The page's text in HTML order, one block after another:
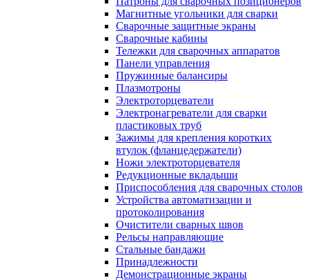
Магнитные угольники для сварки
Сварочные защитные экраны
Сварочные кабины
Тележки для сварочных аппаратов
Панели управления
Пружинные балансиры
Плазмотроны
Электроторцеватели
Электронагреватели для сварки
пластиковых труб
Зажимы для крепления коротких
втулок (фланцедержатели)
Ножи электроторцевателя
Редукционные вкладыши
Приспособления для сварочных столов
Устройства автоматизации и
протоколирования
Очистители сварных швов
Рельсы направляющие
Стальные бандажи
Принадлежности
Демонстрационные экраны